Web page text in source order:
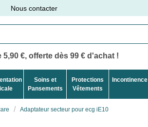
Nous contacter
€, offerte dès 99 € d'achat !
Soins et
Pansements
Protections
Vêtements
Incontinence
Adaptateur secteur pour ecg iE10